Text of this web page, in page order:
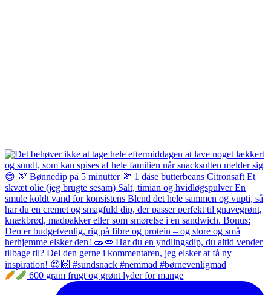
600 gram frugt og grønt lyder for mange